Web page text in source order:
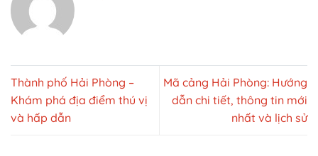
Thành phố Hải Phòng –
Khám phá địa điểm thú vị
và hấp dẫn
Mã cảng Hải Phòng: Hướng
dẫn chi tiết, thông tin mới
nhất và lịch sử